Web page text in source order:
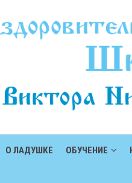
О ЛАДУШКЕ ОБУЧЕНИЕ